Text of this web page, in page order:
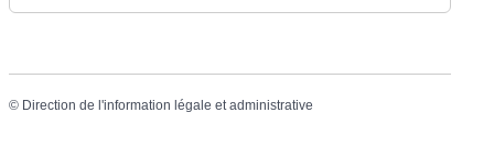
© Direction de l'information légale et administrative